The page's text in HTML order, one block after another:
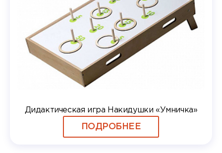
Дидактическая игра Накидушки «Умничка»
ПОДРОБНЕЕ